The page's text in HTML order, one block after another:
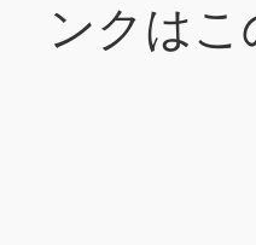
ンクは